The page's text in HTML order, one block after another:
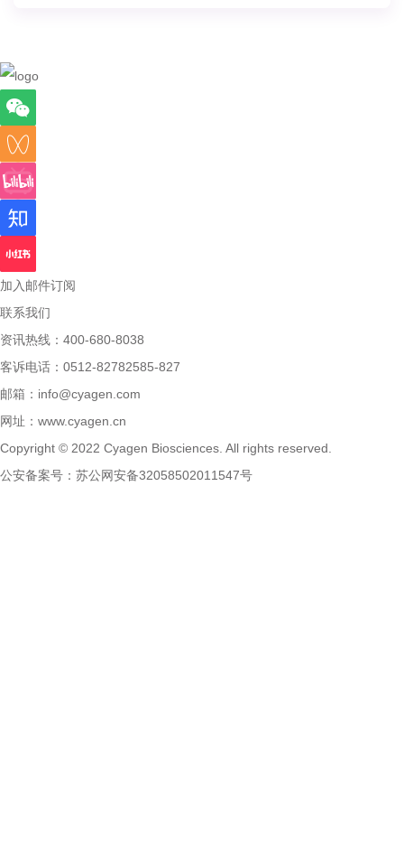
加入邮件订阅
联系我们
资讯热线：400-680-8038
客诉电话：0512-82782585-827
邮箱： info@cyagen.com
网址： www.cyagen.cn
Copyright © 2022 Cyagen Biosciences. All rights reserved.
公安备案号： 苏公网安备32058502011547号